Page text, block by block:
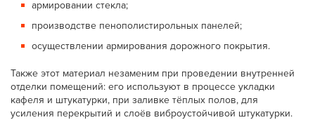
армировании стекла;
производстве пенополистирольных панелей;
осуществлении армирования дорожного покрытия.
Также этот материал незаменим при проведении внутренней
отделки помещений: его используют в процессе укладки
кафеля и штукатурки, при заливке тёплых полов, для
усиления перекрытий и слоёв виброустойчивой штукатурки.